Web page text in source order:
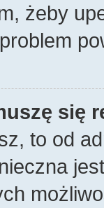
żeby
się
to od